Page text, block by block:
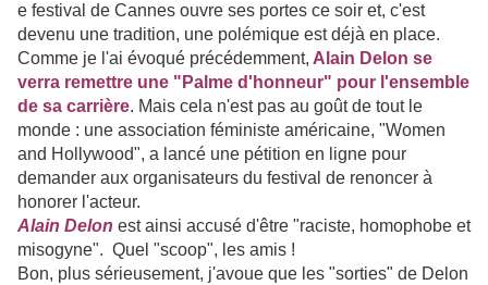
e festival de Cannes ouvre ses portes ce soir et, c'est
devenu une tradition, une polémique est déjà en place.
Comme je l'ai évoqué précédemment, Alain Delon se
verra remettre une "Palme d'honneur" pour l'ensemble
de sa carrière. Mais cela n'est pas au goût de tout le
monde : une association féministe américaine, "Women
and Hollywood", a lancé une pétition en ligne pour
demander aux organisateurs du festival de renoncer à
honorer l'acteur.
Alain Delon est ainsi accusé d'être "raciste, homophobe et
misogyne". Quel "scoop", les amis !
Bon, plus sérieusement, j'avoue que les "sorties" de Delon